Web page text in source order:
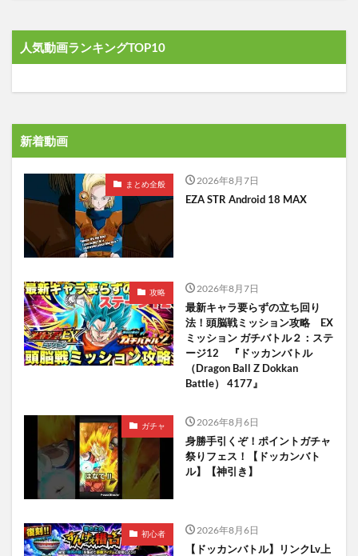
人気動画ランキングTOP10
新着動画
まとめ全般 2026年8月7日
EZA STR Android 18 MAX
攻略 2026年8月7日
最新キャラ要らずの立ち回り
法！頭脳戦ミッション攻略 EX
ミッション ガチバトル２：ステ
ージ12 『ドッカンバトル
（Dragon Ball Z Dokkan
Battle） 4177』
ガチャ 2026年8月6日
身勝手引くぞ！ポイントガチャ
祭りフェス！【ドッカンバト
ル】【神引き】
初心者 2026年8月6日
【ドッカンバトル】リンクLv上